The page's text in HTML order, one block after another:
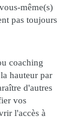
même(s)
pas toujours
coaching
hauteur par
d'autres
vos
l'accès à